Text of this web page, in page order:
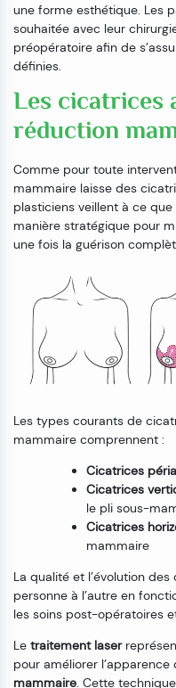
une forme esthétique. Les
souhaitée avec leur
préopératoire afin de
définies.
Les cicatrices
réduction
Comme pour toute
mammaire laisse des
plasticiens veillent à ce
manière stratégique pour
une fois la guérison
Les types courants de
mammaire comprennent :
Cicatrices
Cicatrices
le pli sous-
Cicatrices
mammaire
La qualité et l’évolution
personne à l’autre en
les soins post-opératoires
Le traitement laser
pour améliorer l’apparence
mammaire. Cette